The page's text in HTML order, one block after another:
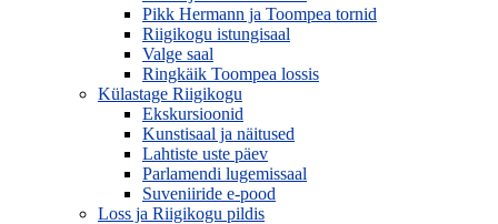
Pikk Hermann ja Toompea tornid
Riigikogu istungisaal
Valge saal
Ringkäik Toompea lossis
Külastage Riigikogu
Ekskursioonid
Kunstisaal ja näitused
Lahtiste uste päev
Parlamendi lugemissaal
Suveniiride e-pood
Loss ja Riigikogu pildis